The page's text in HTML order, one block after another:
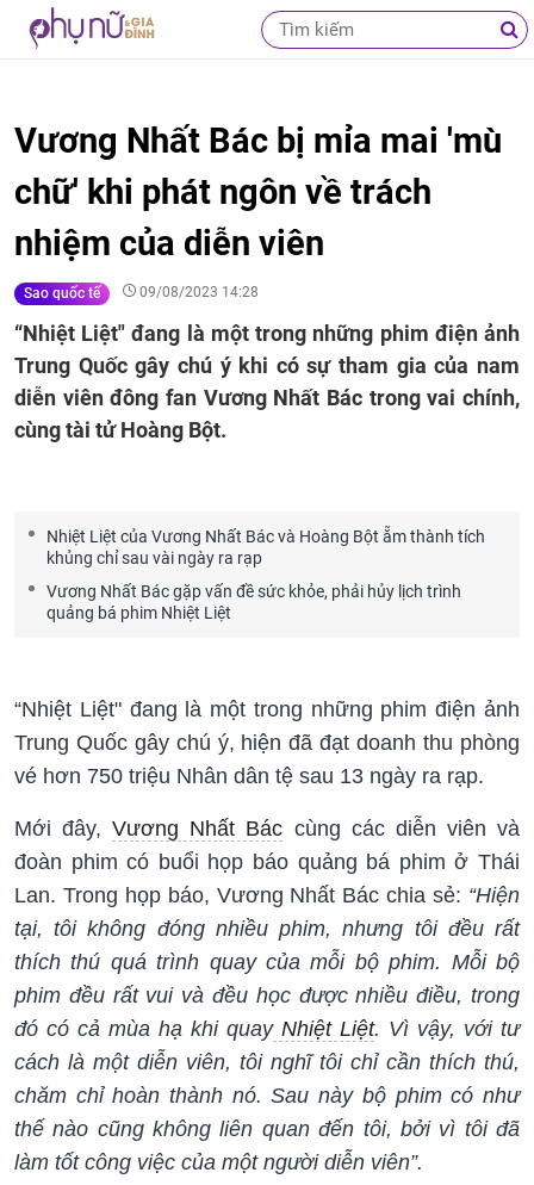
Vương Nhất Bác bị mỉa mai 'mù
chữ' khi phát ngôn về trách
nhiệm của diễn viên
Sao quốc tế 09/08/2023 14:28
“Nhiệt Liệt" đang là một trong những phim điện ảnh
Trung Quốc gây chú ý khi có sự tham gia của nam
diễn viên đông fan Vương Nhất Bác trong vai chính,
cùng tài tử Hoàng Bột.
Nhiệt Liệt của Vương Nhất Bác và Hoàng Bột ẵm thành tích
khủng chỉ sau vài ngày ra rạp
Vương Nhất Bác gặp vấn đề sức khỏe, phải hủy lịch trình
quảng bá phim Nhiệt Liệt
“Nhiệt Liệt" đang là một trong những phim điện ảnh
Trung Quốc gây chú ý, hiện đã đạt doanh thu phòng
vé hơn 750 triệu Nhân dân tệ sau 13 ngày ra rạp.
Mới đây,Vương Nhất Bác cùng các diễn viên và
đoàn phim có buổi họp báo quảng bá phim ở Thái
Lan. Trong họp báo, Vương Nhất Bác chia sẻ: “Hiện
tại, tôi không đóng nhiều phim, nhưng tôi đều rất
thích thú quá trình quay của mỗi bộ phim. Mỗi bộ
phim đều rất vui và đều học được nhiều điều, trong
đó có cả mùa hạ khi quayNhiệt Liệt. Vì vậy, với tư
cách là một diễn viên, tôi nghĩ tôi chỉ cần thích thú,
chăm chỉ hoàn thành nó. Sau này bộ phim có như
thế nào cũng không liên quan đến tôi, bởi vì tôi đã
làm tốt công việc của một người diễn viên”.